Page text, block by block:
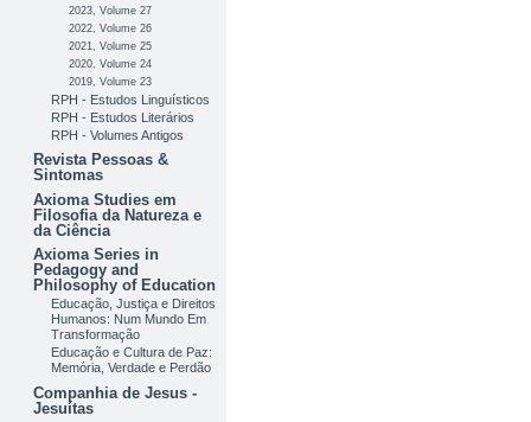
2023, Volume 27
2022, Volume 26
2021, Volume 25
2020, Volume 24
2019, Volume 23
RPH - Estudos Linguísticos
RPH - Estudos Literários
RPH - Volumes Antigos
Revista Pessoas &
Sintomas
Axioma Studies em
Filosofia da Natureza e
da Ciência
Axioma Series in
Pedagogy and
Philosophy of Education
Educação, Justiça e Direitos
Humanos: Num Mundo Em
Transformação
Educação e Cultura de Paz:
Memória, Verdade e Perdão
Companhia de Jesus -
Jesuítas